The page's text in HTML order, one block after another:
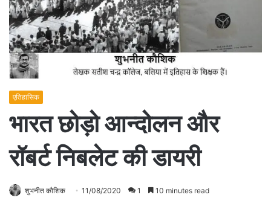
एतिहासिक
भारत छोड़ो आन्दोलन और
रॉबर्ट निबलेट की डायरी
शुभनीत कौशिक 11/08/2020 1 10 minutes read